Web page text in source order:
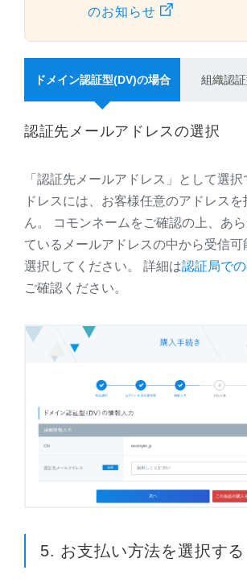
のお知らせ
ドメイン認証型(DV)の場合 組織認
認証先メールアドレスの選択
「認証先メールアドレス」として選
ドレスには、お客様任意のアドレス
ん。 コモンネームをご確認の上、あ
ているメールアドレスの中から受信可
選択してください。 詳細は認証局で
ご確認ください。
5. お支払い方法を選択する